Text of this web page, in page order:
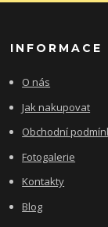
O nás
Jak nakupovat
Obchodní
Fotogalerie
Kontakty
Blog